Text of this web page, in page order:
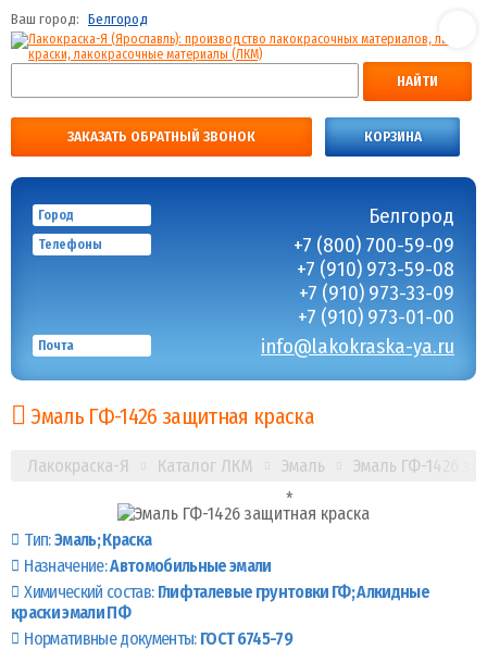
Ваш город: Белгород
НАЙТИ
ЗАКАЗАТЬ ОБРАТНЫЙ ЗВОНОК КОРЗИНА
Город Белгород
Телефоны
+7 (800) 700-59-09
+7 (910) 973-59-08
+7 (910) 973-33-09
+7 (910) 973-01-00
Почта info@lakokraska-ya.ru
Эмаль ГФ-1426 защитная краска
Лакокраска-Я Каталог ЛКМ Эмаль Эмаль ГФ-1426
Тип:Эмаль Краска
Назначение:Автомобильные эмали
Химический состав: Глифталевые грунтовки ГФ Алкидные
краски эмали ПФ
Нормативные документы: ГОСТ 6745-79